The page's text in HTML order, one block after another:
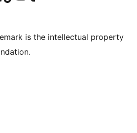
is the intellectual property